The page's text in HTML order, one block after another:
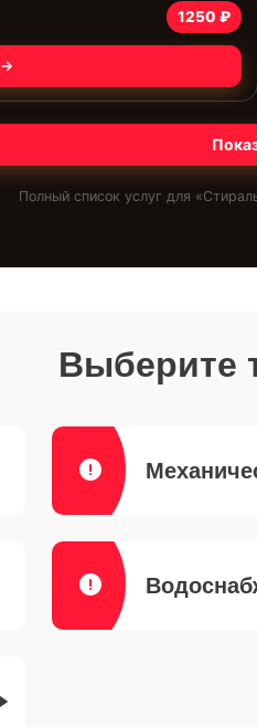
1250 ₽
Полный список услуг для «
Выберите